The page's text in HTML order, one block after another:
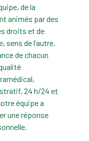
de la
animés par des
droits et de
sens de l’autre.
de chacun
24 h/24 et
équipe a
une réponse